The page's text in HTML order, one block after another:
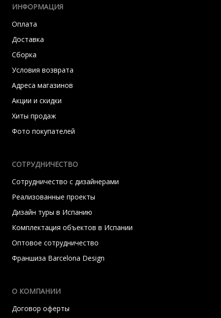
ИНФОРМАЦИЯ
Оплата
Доставка
Сборка
Условия возврата
Адреса магазинов
Акции и скидки
Хиты продаж
Фото покупателей
СОТРУДНИЧЕСТВО
Сотрудничество с дизайнерами
Реализованные проекты
Дизайн туры в Испанию
Комплектация объектов в Испании
Оптовое сотрудничество
Франшиза Barcelona Design
О КОМПАНИИ
Договор оферты